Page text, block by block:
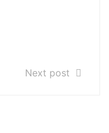
Next post